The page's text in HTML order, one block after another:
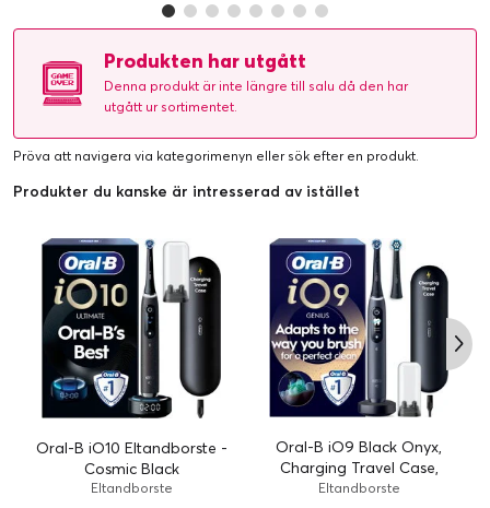
Produkten har utgått
Denna produkt är inte längre till salu då den har
utgått ur sortimentet.
Pröva att navigera via kategorimenyn eller sök efter en produkt.
Produkter du kanske är intresserad av istället
Oral-B iO10 Eltandborste -
Cosmic Black
Eltandborste
Oral-B iO9 Black Onyx,
Charging Travel Case,
Travel Refill Holder, 1 Extra
Eltandborste